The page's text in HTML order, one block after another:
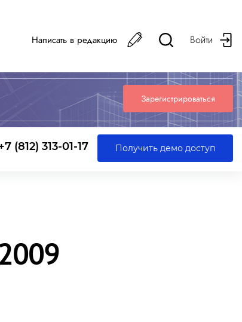
Написать в редакцию Войти
Зарегистрироваться
(812) 313-01-17 Получить демо доступ